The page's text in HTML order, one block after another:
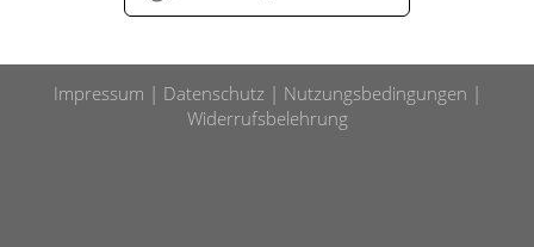
Impressum Datenschutz
Nutzungsbedingungen
Widerrufsbelehrung